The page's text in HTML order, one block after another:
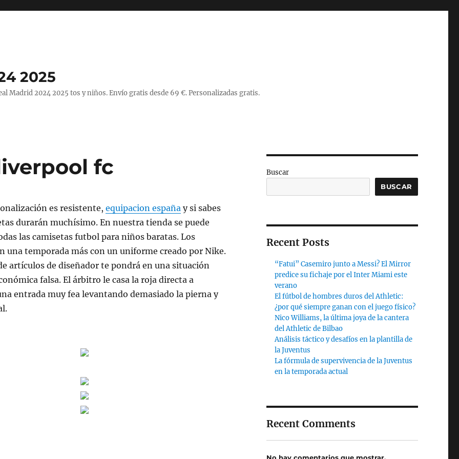
2025
Madrid 2024 2025 tos y niños. Envío gratis desde 69 €. Personalizadas gratis.
fc
es resistente, equipacion españay si sabes
durarán muchísimo. En nuestra tienda se puede
las camisetas futbol para niños baratas. Los
una temporada más con un uniforme creado por Nike.
artículos de diseñador te pondrá en una situación
falsa. El árbitro le casa la roja directa a
entrada muy fea levantando demasiado la pierna y
Buscar
BUSCAR
Recent Posts
“Fatui” Casemiro junto a Messi? El Mirror
predice su fichaje por el Inter Miami este
verano
El fútbol de hombres duros del Athletic:
¿por qué siempre ganan con el juego físico?
Nico Williams, la última joya de la cantera
del Athletic de Bilbao
Análisis táctico y desafíos en la plantilla de
la Juventus
La fórmula de supervivencia de la Juventus
en la temporada actual
Recent Comments
No hay comentarios que mostrar.